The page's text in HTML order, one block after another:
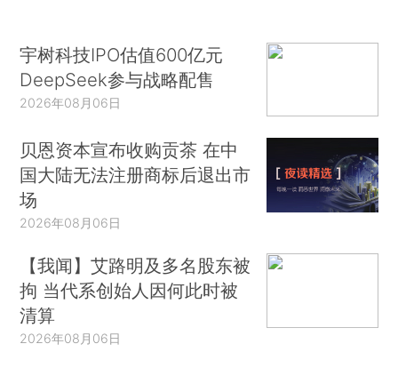
宇树科技IPO估值600亿元
DeepSeek参与战略配售
2026年08月06日
贝恩资本宣布收购贡茶 在中
国大陆无法注册商标后退出市
场
2026年08月06日
【我闻】艾路明及多名股东被
拘 当代系创始人因何此时被
清算
2026年08月06日